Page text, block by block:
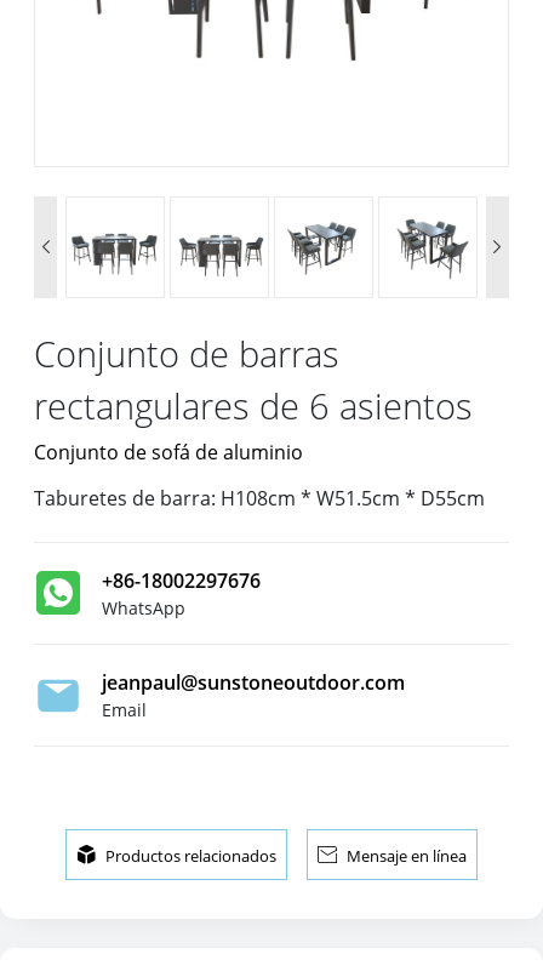
 
Conjunto de barras
rectangulares de 6 asientos
Conjunto de sofá de aluminio
Taburetes de barra: H108cm * W51.5cm * D55cm
+86-18002297676
WhatsApp
jeanpaul@sunstoneoutdoor.com
Email
 Productos relacionados  Mensaje en línea